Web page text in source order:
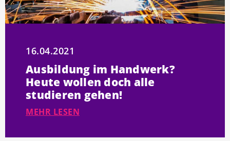
16.04.2021
Ausbildung im Handwerk?
Heute wollen doch alle
studieren gehen!
MEHR LESEN